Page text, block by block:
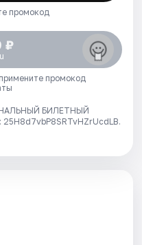
промокод
₽
промокод
БИЛЕТНЫЙ